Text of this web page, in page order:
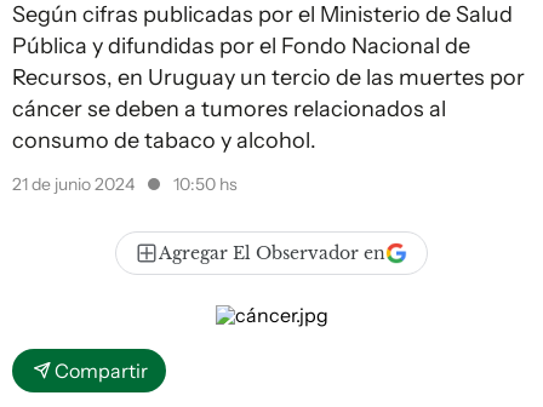
Según cifras publicadas por el Ministerio de Salud
Pública y difundidas por el Fondo Nacional de
Recursos, en Uruguay un tercio de las muertes por
cáncer se deben a tumores relacionados al
consumo de tabaco y alcohol.
21 de junio 2024 10:50 hs
Agregar El Observador en
Compartir